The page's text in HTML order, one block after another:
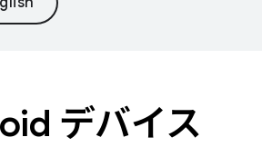
デバイス